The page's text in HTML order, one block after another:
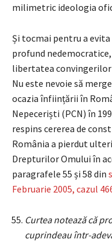
milimetric ideologia
Și tocmai pentru a
profund
libertatea
Nu este nevoie să
ocazia înființării în
Nepeceriști (PCN) în
respins cererea de
România a pierdut
Drepturilor Omului în
paragrafele 55 și 58 din
Februarie 2005, cazul
Curtea notează că
cuprindeau într-